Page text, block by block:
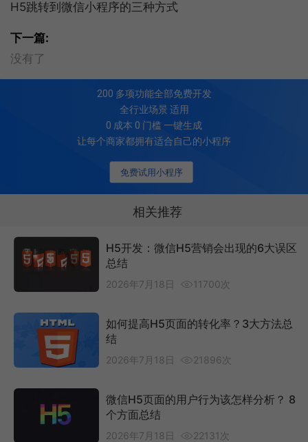
H5跳转到微信小程序的三种方式
下一篇:
没有了
免费试用小程序
200 多项功能全部免费开发
全行业场景 适用
0 成本 0 门槛 一键生成
让每个商家都拥有适合自己的小程序
相关推荐
H5开发：微信H5营销会出现的6大误区
总结
2026年7月18日 11700次
如何提高H5页面的转化率？3大方法总
结
2026年7月18日 21896次
微信H5页面的用户行为该怎样分析？ 8
个方面总结
2026年7月18日 22131次